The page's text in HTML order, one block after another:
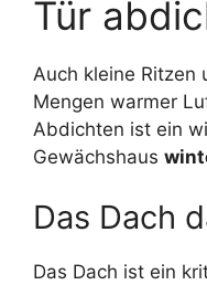
Tür
Auch kleine Ritzen
Mengen warmer
Abdichten ist ein
Gewächshaus
Das Dach
Das Dach ist ein